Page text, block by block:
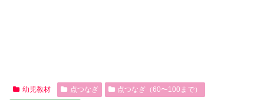
幼児教材 点つなぎ
点つなぎ（60〜100まで）